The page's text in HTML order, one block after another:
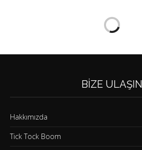
BIZE ULAŞIN
Hakkımızda
Tick Tock Boom